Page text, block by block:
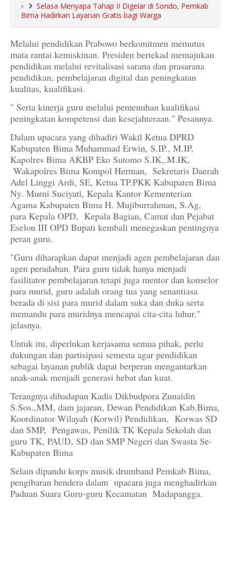
Selasa Menyapa Tahap II Digelar di Sondo, Pemkab
Bima Hadirkan Layanan Gratis bagi Warga
Melalui pendidikan Prabowo berkomitmen memutus
mata rantai kemiskinan. Presiden bertekad memajukan
pendidikan melalui revitalisasi sarana dan prasarana
pendidikan, pembelajaran digital dan peningkatan
kualitas, kualifikasi.
" Serta kinerja guru melalui pemenuhan kualifikasi
peningkatan kompetensi dan kesejahteraan." Pesannya.
Dalam upacara yang dihadiri Wakil Ketua DPRD
Kabupaten Bima Muhammad Erwin, S.IP., M.IP,
Kapolres Bima AKBP Eko Sutomo S.IK,.M.IK,
Wakapolres Bima Kompol Herman, Sekretaris Daerah
Adel Linggi Ardi, SE, Ketua TP.PKK Kabupaten Bima
Ny. Murni Suciyati, Kepala Kantor Kementerian
Agama Kabupaten Bima H. Mujiburrahman, S.Ag,
para Kepala OPD, Kepala Bagian, Camat dan Pejabat
Eselon III OPD Bupati kembali menegaskan pentingnya
peran guru.
"Guru diharapkan dapat menjadi agen pembelajaran dan
agen peradaban. Para guru tidak hanya menjadi
fasilitator pembelajaran tetapi juga mentor dan konselor
para murid, guru adalah orang tua yang senantiasa
berada di sisi para murid dalam suka dan duka serta
memandu para muridnya mencapai cita-cita luhur."
jelasnya.
Untuk itu, diperlukan kerjasama semua pihak, perlu
dukungan dan partisipasi semesta agar pendidikan
sebagai layanan publik dapat berperan mengantarkan
anak-anak menjadi generasi hebat dan kuat.
Terangnya dihadapan Kadis Dikbudpora Zunaidin
S.Sos.,MM, dam jajaran, Dewan Pendidikan Kab.Bima,
Koordinator Wilayah (Korwil) Pendidikan, Korwas SD
dan SMP, Pengawas, Penilik TK Kepala Sekolah dan
guru TK, PAUD, SD dan SMP Negeri dan Swasta Se-
Kabupaten Bima
Selain dipandu korps musik drumband Pemkab Bima,
pengibaran bendera dalam upacara juga menghadirkan
Paduan Suara Guru-guru Kecamatan Madapangga.